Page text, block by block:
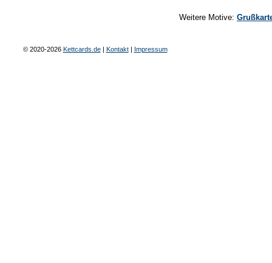
Weitere Motive:
© 2020-2026 Kettcards.de| Kontakt| Impressum